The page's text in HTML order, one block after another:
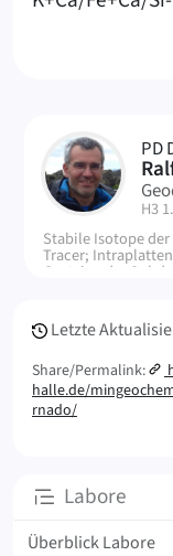
RH PD
|H3
Stabile Isotope
Tracer;
Gesteine der
Labore
Überblick Labore
Letzte
Share/Permalink:
halle.de/
rnado/